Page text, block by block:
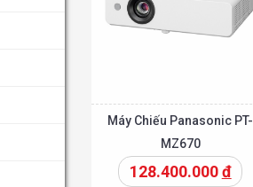
Máy Chiếu Panasonic PT-
MZ670
128.400.000đ